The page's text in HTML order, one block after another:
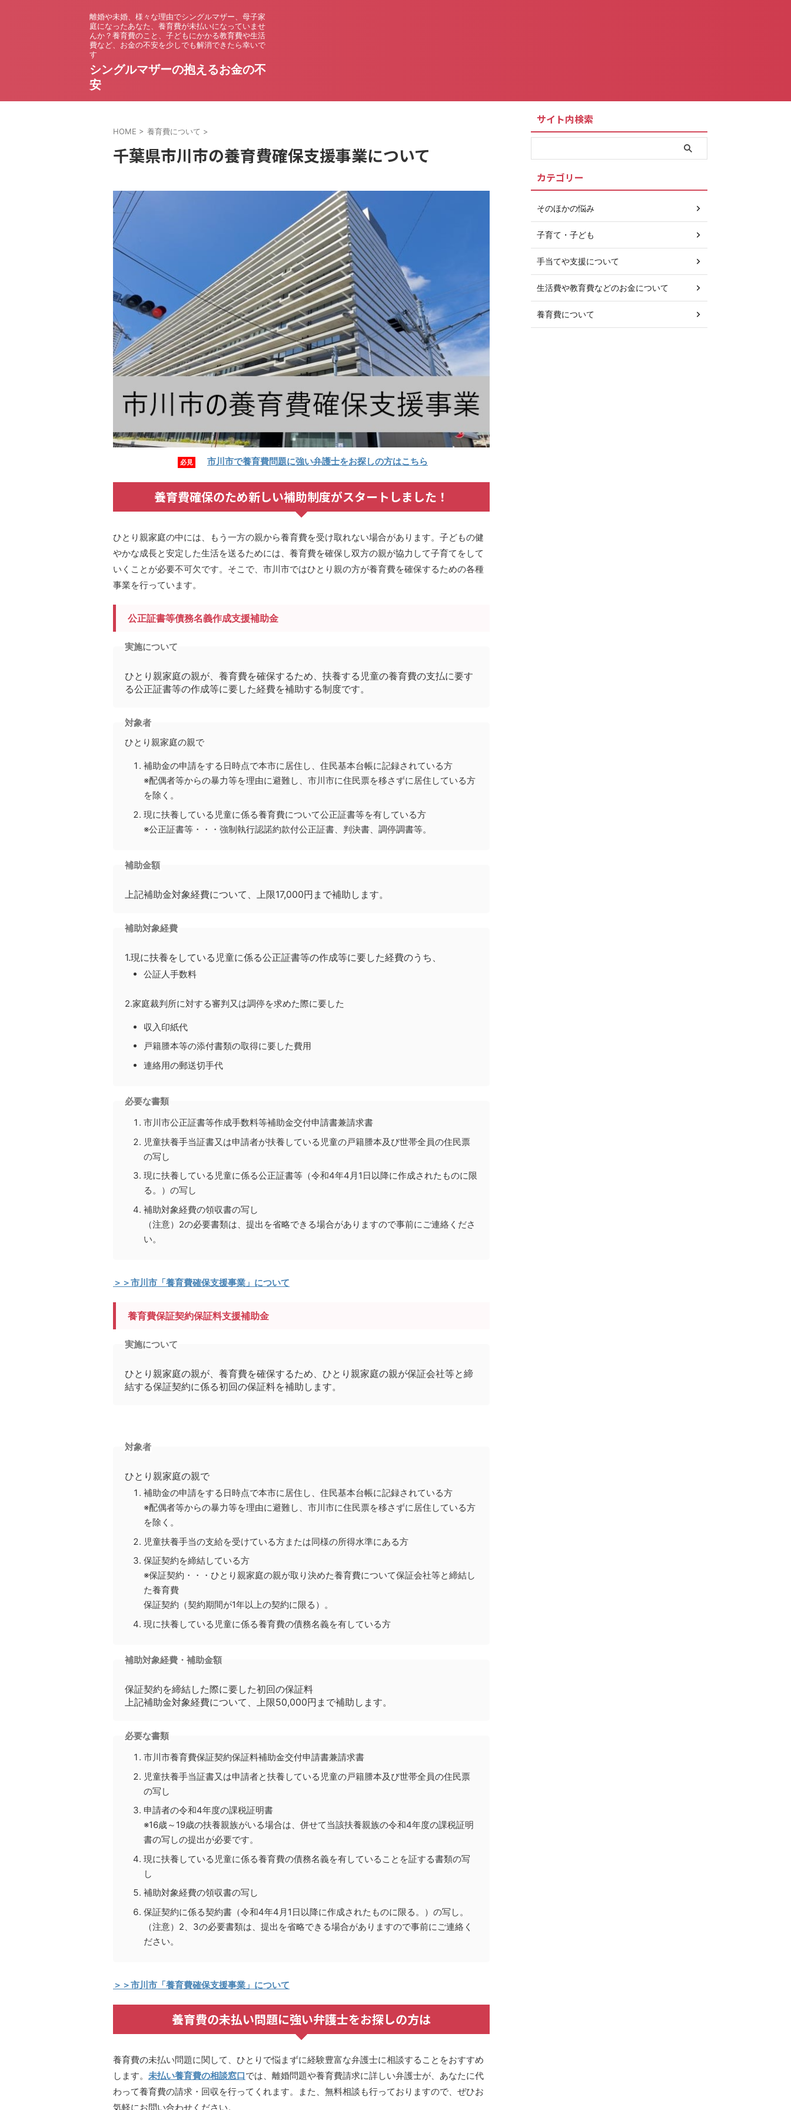
離婚や未婚、様々な理由でシングルマザー、母子家
庭になったあなた、養育費が未払いになっていませ
んか？養育費のこと、子どもにかかる教育費や生活
費など、お金の不安を少しでも解消できたら幸いで
す
シングルマザーの抱えるお金の不
安
HOME > 養育費について >
千葉県市川市の養育費確保支援事業について
必見 市川市で養育費問題に強い弁護士をお探しの方はこちら
養育費確保のため新しい補助制度がスタートしました！
ひとり親家庭の中には、もう一方の親から養育費を受け取れない場合があります。子どもの健
やかな成長と安定した生活を送るためには、養育費を確保し双方の親が協力して子育てをして
いくことが必要不可欠です。そこで、市川市ではひとり親の方が養育費を確保するための各種
事業を行っています。
公正証書等債務名義作成支援補助金
実施について
ひとり親家庭の親が、養育費を確保するため、扶養する児童の養育費の支払に要す
る公正証書等の作成等に要した経費を補助する制度です。
対象者
ひとり親家庭の親で
補助金の申請をする日時点で本市に居住し、住民基本台帳に記録されている方
※配偶者等からの暴力等を理由に避難し、市川市に住民票を移さずに居住している方
を除く。
現に扶養している児童に係る養育費について公正証書等を有している方
※公正証書等・・・強制執行認諾約款付公正証書、判決書、調停調書等。
補助金額
上記補助金対象経費について、上限17,000円まで補助します。
補助対象経費
1.現に扶養をしている児童に係る公正証書等の作成等に要した経費のうち、
公証人手数料
2.家庭裁判所に対する審判又は調停を求めた際に要した
収入印紙代
戸籍謄本等の添付書類の取得に要した費用
連絡用の郵送切手代
必要な書類
市川市公正証書等作成手数料等補助金交付申請書兼請求書
児童扶養手当証書又は申請者が扶養している児童の戸籍謄本及び世帯全員の住民票
の写し
現に扶養している児童に係る公正証書等（令和4年4月1日以降に作成されたものに限
る。）の写し
補助対象経費の領収書の写し
（注意）2の必要書類は、提出を省略できる場合がありますので事前にご連絡くださ
い。
＞＞市川市「養育費確保支援事業」について
養育費保証契約保証料支援補助金
実施について
ひとり親家庭の親が、養育費を確保するため、ひとり親家庭の親が保証会社等と締
結する保証契約に係る初回の保証料を補助します。
対象者
ひとり親家庭の親で
補助金の申請をする日時点で本市に居住し、住民基本台帳に記録されている方
※配偶者等からの暴力等を理由に避難し、市川市に住民票を移さずに居住している方
を除く。
児童扶養手当の支給を受けている方または同様の所得水準にある方
保証契約を締結している方
※保証契約・・・ひとり親家庭の親が取り決めた養育費について保証会社等と締結し
た養育費
保証契約（契約期間が1年以上の契約に限る）。
現に扶養している児童に係る養育費の債務名義を有している方
補助対象経費・補助金額
保証契約を締結した際に要した初回の保証料
上記補助金対象経費について、上限50,000円まで補助します。
必要な書類
市川市養育費保証契約保証料補助金交付申請書兼請求書
児童扶養手当証書又は申請者と扶養している児童の戸籍謄本及び世帯全員の住民票
の写し
申請者の令和4年度の課税証明書
※16歳～19歳の扶養親族がいる場合は、併せて当該扶養親族の令和4年度の課税証明
書の写しの提出が必要です。
現に扶養している児童に係る養育費の債務名義を有していることを証する書類の写
し
補助対象経費の領収書の写し
保証契約に係る契約書（令和4年4月1日以降に作成されたものに限る。）の写し。
（注意）2、3の必要書類は、提出を省略できる場合がありますので事前にご連絡く
ださい。
＞＞市川市「養育費確保支援事業」について
養育費の未払い問題に強い弁護士をお探しの方は
養育費の未払い問題に関して、ひとりで悩まずに経験豊富な弁護士に相談することをおすすめ
します。 未払い養育費の相談窓口では、離婚問題や養育費請求に詳しい弁護士が、あなたに代
わって養育費の請求・回収を行ってくれます。また、無料相談も行っておりますので、ぜひお
気軽にお問い合わせください。
サイト内検索
カテゴリー
そのほかの悩み
子育て・子ども
手当てや支援について
生活費や教育費などのお金について
養育費について